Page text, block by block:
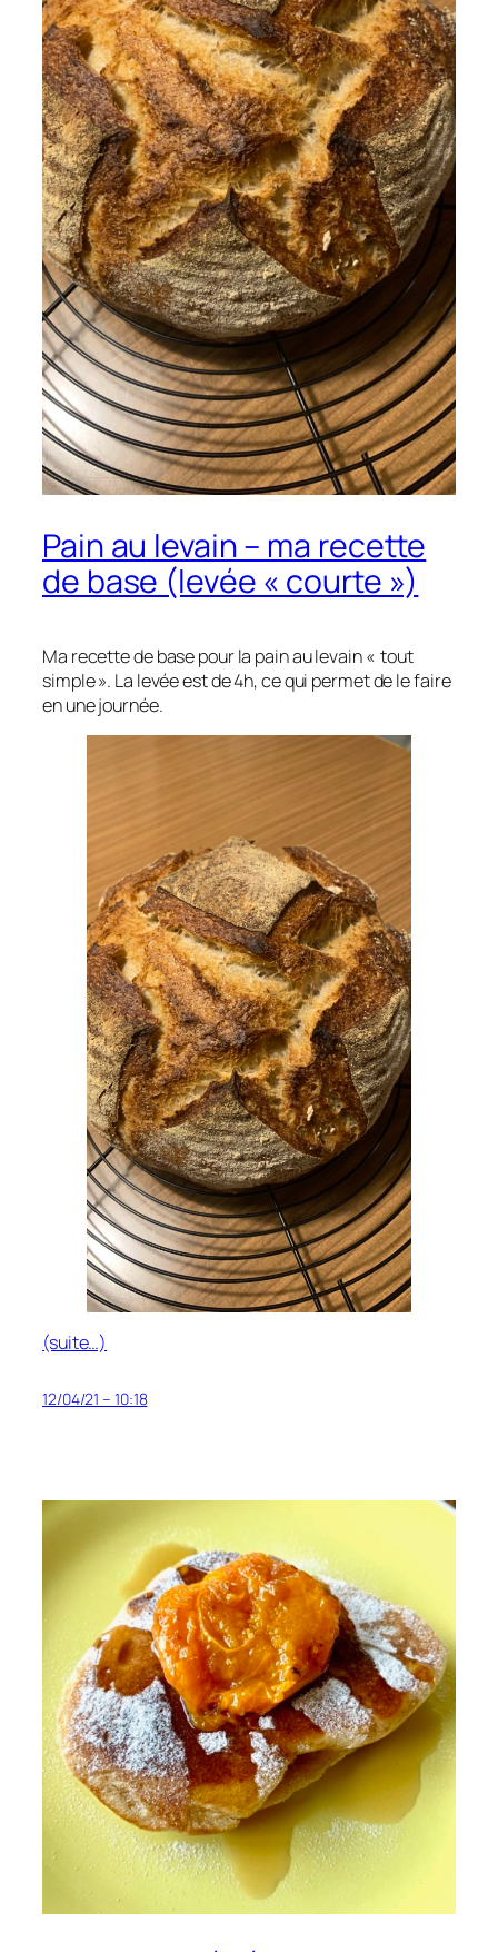
Pain au levain – ma recette
de base (levée « courte »)
Ma recette de base pour la pain au levain « tout
simple ». La levée est de 4h, ce qui permet de le faire
en une journée.
(suite…)
12/04/21 – 10:18